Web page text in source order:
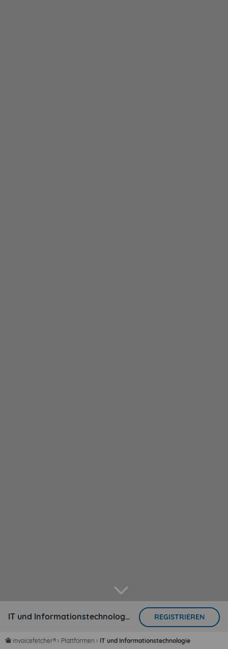
arrow down
IT und Informationstechnologie: REGISTRIEREN
home invoicefetcher® › Plattformen › IT und Informationstechnologie